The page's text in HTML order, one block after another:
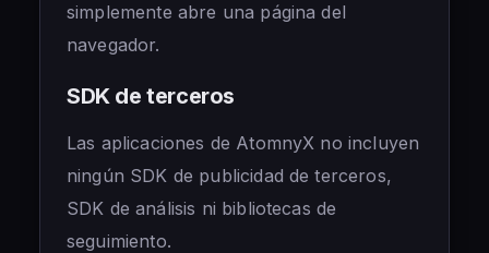
simplemente abre una página del
navegador.
SDK de terceros
Las aplicaciones de AtomnyX no incluyen
ningún SDK de publicidad de terceros,
SDK de análisis ni bibliotecas de
seguimiento.